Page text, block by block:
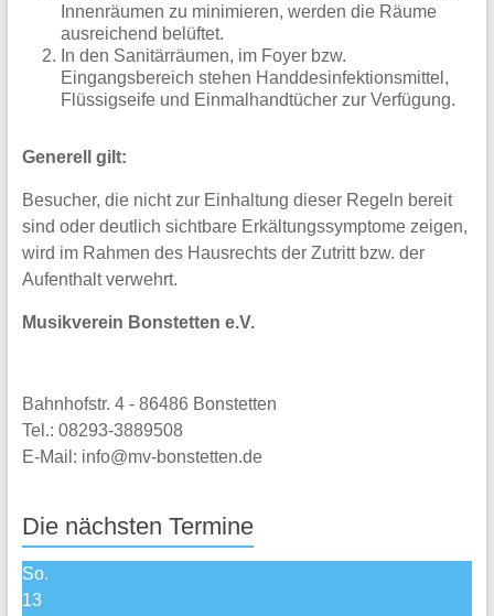
Innenräumen zu minimieren, werden die Räume
ausreichend belüftet.
In den Sanitärräumen, im Foyer bzw.
Eingangsbereich stehen Handdesinfektionsmittel,
Flüssigseife und Einmalhandtücher zur Verfügung.
Generell gilt:
Besucher, die nicht zur Einhaltung dieser Regeln bereit
sind oder deutlich sichtbare Erkältungssymptome zeigen,
wird im Rahmen des Hausrechts der Zutritt bzw. der
Aufenthalt verwehrt.
Musikverein Bonstetten e.V.
Bahnhofstr. 4 - 86486 Bonstetten
Tel.: 08293-3889508
E-Mail: info@mv-bonstetten.de
Die nächsten Termine
So.
13